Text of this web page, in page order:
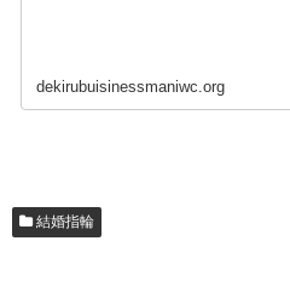
dekirubuisinessmaniwc.org
結婚指輪